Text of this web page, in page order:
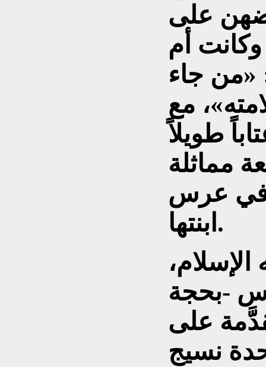
على
أم
«من جاء
مع
طويلاً
مماثلة
في عرس
ابنتها.
-بحجة
على
نسيج